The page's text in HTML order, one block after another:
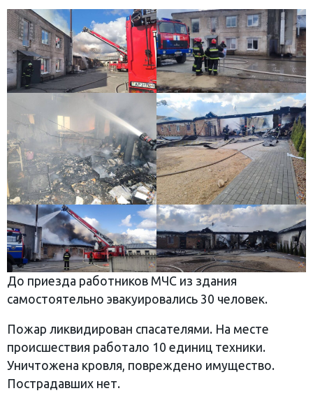
До приезда работников МЧС из здания
самостоятельно эвакуировались 30 человек.
Пожар ликвидирован спасателями. На месте
происшествия работало 10 единиц техники.
Уничтожена кровля, повреждено имущество.
Пострадавших нет.